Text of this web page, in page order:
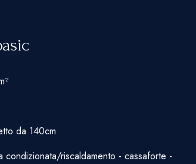
da 140cm
condizionata/riscaldamento - cassaforte -